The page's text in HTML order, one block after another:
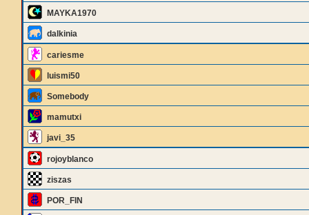
MAYKA1970
dalkinia
cariesme
luismi50
Somebody
mamutxi
javi_35
rojoyblanco
ziszas
POR_FIN